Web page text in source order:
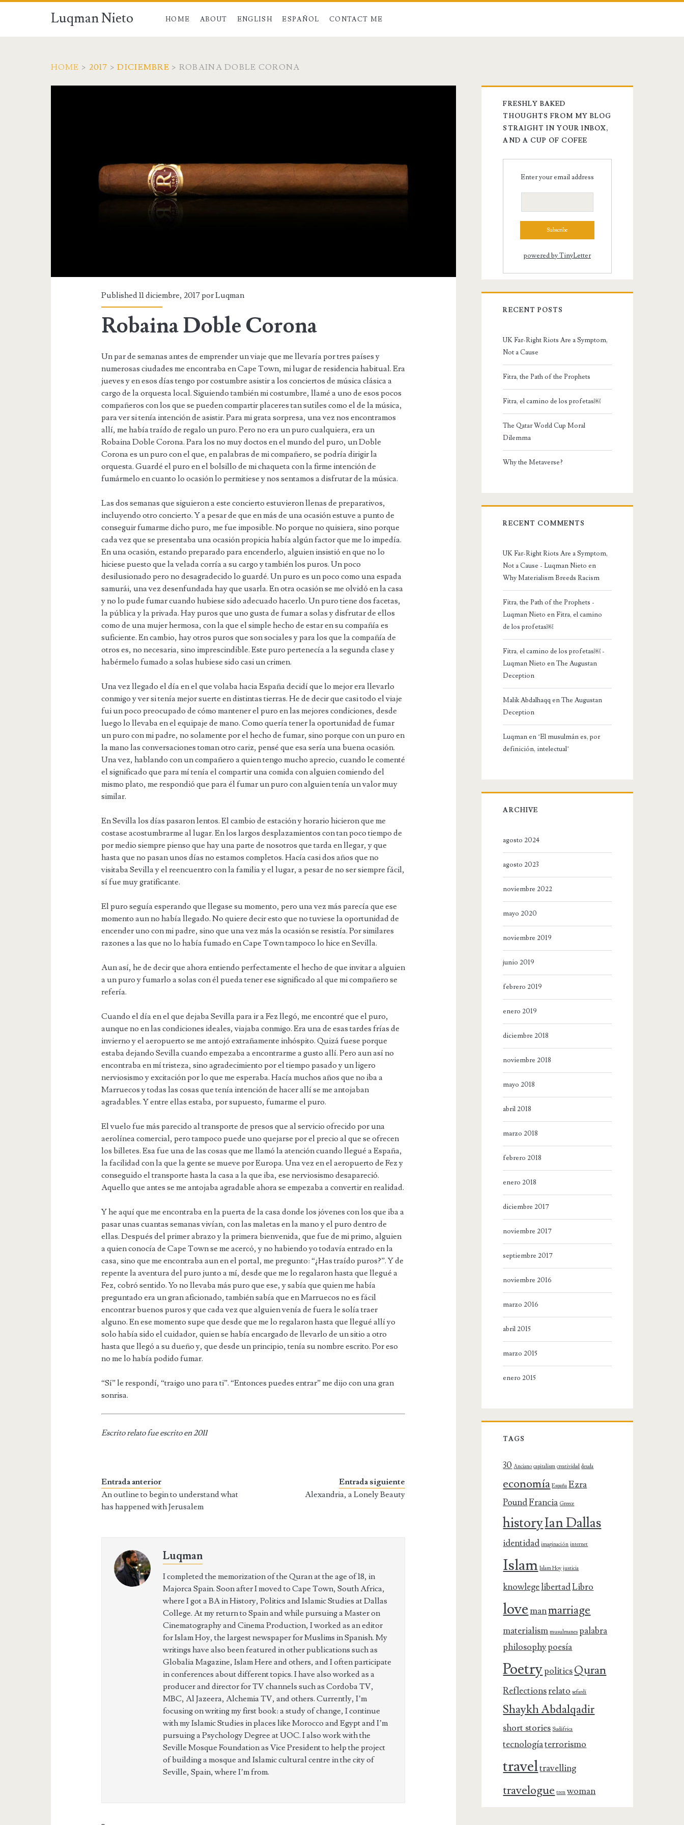
Luqman Nieto HOME ABOUT ENGLISH ESPAÑOL CONTACT ME
HOME > 2017 > DICIEMBRE > ROBAINA DOBLE CORONA
Published 11 diciembre, 2017 porLuqman
Robaina Doble Corona
Un par de semanas antes de emprender un viaje que me llevaría por tres países y
numerosas ciudades me encontraba en Cape Town, mi lugar de residencia habitual. Era
jueves y en esos días tengo por costumbre asistir a los conciertos de música clásica a
cargo de la orquesta local. Siguiendo también mi costumbre, llamé a uno de esos pocos
compañeros con los que se pueden compartir placeres tan sutiles como el de la música,
para ver si tenía intención de asistir. Para mi grata sorpresa, una vez nos encontramos
allí, me había traído de regalo un puro. Pero no era un puro cualquiera, era un
Robaina Doble Corona. Para los no muy doctos en el mundo del puro, un Doble
Corona es un puro con el que, en palabras de mi compañero, se podría dirigir la
orquesta. Guardé el puro en el bolsillo de mi chaqueta con la firme intención de
fumármelo en cuanto lo ocasión lo permitiese y nos sentamos a disfrutar de la música.
Las dos semanas que siguieron a este concierto estuvieron llenas de preparativos,
incluyendo otro concierto. Y a pesar de que en más de una ocasión estuve a punto de
conseguir fumarme dicho puro, me fue imposible. No porque no quisiera, sino porque
cada vez que se presentaba una ocasión propicia había algún factor que me lo impedía.
En una ocasión, estando preparado para encenderlo, alguien insistió en que no lo
hiciese puesto que la velada corría a su cargo y también los puros. Un poco
desilusionado pero no desagradecido lo guardé. Un puro es un poco como una espada
samurái, una vez desenfundada hay que usarla. En otra ocasión se me olvidó en la casa
y no lo pude fumar cuando hubiese sido adecuado hacerlo. Un puro tiene dos facetas,
la pública y la privada. Hay puros que uno gusta de fumar a solas y disfrutar de ellos
como de una mujer hermosa, con la que el simple hecho de estar en su compañía es
suficiente. En cambio, hay otros puros que son sociales y para los que la compañía de
otros es, no necesaria, sino imprescindible. Este puro pertenecía a la segunda clase y
habérmelo fumado a solas hubiese sido casi un crimen.
Una vez llegado el día en el que volaba hacia España decidí que lo mejor era llevarlo
conmigo y ver si tenía mejor suerte en distintas tierras. He de decir que casi todo el viaje
fui un poco preocupado de cómo mantener el puro en las mejores condiciones, desde
luego lo llevaba en el equipaje de mano. Como quería tener la oportunidad de fumar
un puro con mi padre, no solamente por el hecho de fumar, sino porque con un puro en
la mano las conversaciones toman otro cariz, pensé que esa sería una buena ocasión.
Una vez, hablando con un compañero a quien tengo mucho aprecio, cuando le comenté
el significado que para mí tenía el compartir una comida con alguien comiendo del
mismo plato, me respondió que para él fumar un puro con alguien tenía un valor muy
similar.
En Sevilla los días pasaron lentos. El cambio de estación y horario hicieron que me
costase acostumbrarme al lugar. En los largos desplazamientos con tan poco tiempo de
por medio siempre pienso que hay una parte de nosotros que tarda en llegar, y que
hasta que no pasan unos días no estamos completos. Hacía casi dos años que no
visitaba Sevilla y el reencuentro con la familia y el lugar, a pesar de no ser siempre fácil,
sí fue muy gratificante.
El puro seguía esperando que llegase su momento, pero una vez más parecía que ese
momento aun no había llegado. No quiere decir esto que no tuviese la oportunidad de
encender uno con mi padre, sino que una vez más la ocasión se resistía. Por similares
razones a las que no lo había fumado en Cape Town tampoco lo hice en Sevilla.
Aun así, he de decir que ahora entiendo perfectamente el hecho de que invitar a alguien
a un puro y fumarlo a solas con él pueda tener ese significado al que mi compañero se
refería.
Cuando el día en el que dejaba Sevilla para ir a Fez llegó, me encontré que el puro,
aunque no en las condiciones ideales, viajaba conmigo. Era una de esas tardes frías de
invierno y el aeropuerto se me antojó extrañamente inhóspito. Quizá fuese porque
estaba dejando Sevilla cuando empezaba a encontrarme a gusto allí. Pero aun así no
encontraba en mí tristeza, sino agradecimiento por el tiempo pasado y un ligero
nerviosismo y excitación por lo que me esperaba. Hacía muchos años que no iba a
Marruecos y todas las cosas que tenía intención de hacer allí se me antojaban
agradables. Y entre ellas estaba, por supuesto, fumarme el puro.
El vuelo fue más parecido al transporte de presos que al servicio ofrecido por una
aerolínea comercial, pero tampoco puede uno quejarse por el precio al que se ofrecen
los billetes. Esa fue una de las cosas que me llamó la atención cuando llegué a España,
la facilidad con la que la gente se mueve por Europa. Una vez en el aeropuerto de Fez y
conseguido el transporte hasta la casa a la que iba, ese nerviosismo desapareció.
Aquello que antes se me antojaba agradable ahora se empezaba a convertir en realidad.
Y he aquí que me encontraba en la puerta de la casa donde los jóvenes con los que iba a
pasar unas cuantas semanas vivían, con las maletas en la mano y el puro dentro de
ellas. Después del primer abrazo y la primera bienvenida, que fue de mi primo, alguien
a quien conocía de Cape Town se me acercó, y no habiendo yo todavía entrado en la
casa, sino que me encontraba aun en el portal, me pregunto: “¿Has traído puros?”. Y de
repente la aventura del puro junto a mí, desde que me lo regalaron hasta que llegué a
Fez, cobró sentido. Yo no llevaba más puro que ese, y sabía que quien me había
preguntado era un gran aficionado, también sabía que en Marruecos no es fácil
encontrar buenos puros y que cada vez que alguien venía de fuera le solía traer
alguno. En ese momento supe que desde que me lo regalaron hasta que llegué allí yo
solo había sido el cuidador, quien se había encargado de llevarlo de un sitio a otro
hasta que llegó a su dueño y, que desde un principio, tenía su nombre escrito. Por eso
no me lo había podido fumar.
“Sí” le respondí, “traigo uno para ti”. “Entonces puedes entrar” me dijo con una gran
sonrisa.
Escrito relato fue escrito en 2011
Entrada anterior
An outline to begin to understand what
has happened with Jerusalem
Entrada siguiente
Alexandria, a Lonely Beauty
Luqman
I completed the memorization of the Quran at the age of 18, in
Majorca Spain. Soon after I moved to Cape Town, South Africa,
where I got a BA in History, Politics and Islamic Studies at Dallas
College. At my return to Spain and while pursuing a Master on
Cinematography and Cinema Production, I worked as an editor
for Islam Hoy, the largest newspaper for Muslims in Spanish. My
writings have also been featured in other publications such as
Globalia Magazine, Islam Here and others, and I often participate
in conferences about different topics. I have also worked as a
producer and director for TV channels such as Cordoba TV,
MBC, Al Jazeera, Alchemia TV, and others. Currently, I’m
focusing on writing my first book: a study of change, I continue
with my Islamic Studies in places like Morocco and Egypt and I’m
pursuing a Psychology Degree at UOC. I also work with the
Seville Mosque Foundation as Vice President to help the project
of building a mosque and Islamic cultural centre in the city of
Seville, Spain, where I’m from.
FRESHLY BAKED
THOUGHTS FROM MY BLOG
STRAIGHT IN YOUR INBOX,
AND A CUP OF COFEE
Enter your email address
powered by TinyLetter
RECENT POSTS
UK Far-Right Riots Are a Symptom,
Not a Cause
Fitra, the Path of the Prophets
Fitra, el camino de los profetas￼
The Qatar World Cup Moral
Dilemma
Why the Metaverse?
RECENT COMMENTS
UK Far-Right Riots Are a Symptom,
Not a Cause - Luqman Nieto en
Why Materialism Breeds Racism
Fitra, the Path of the Prophets -
Luqman Nieto enFitra, el camino
de los profetas￼
Fitra, el camino de los profetas￼ -
Luqman Nieto enThe Augustan
Deception
Malik Abdalhaqq enThe Augustan
Deception
Luqman en ‘El musulmán es, por
definición, intelectual’
ARCHIVE
agosto 2024
agosto 2023
noviembre 2022
mayo 2020
noviembre 2019
junio 2019
febrero 2019
enero 2019
diciembre 2018
noviembre 2018
mayo 2018
abril 2018
marzo 2018
febrero 2018
enero 2018
diciembre 2017
noviembre 2017
septiembre 2017
noviembre 2016
marzo 2016
abril 2015
marzo 2015
enero 2015
TAGS
30 Anciano capitalism creatividad deuda
economía España Ezra
PoundFrancia Greece
historyIan Dallas
identidad imaginación internet
Islam Islam Hoy justicia
knowlegelibertadLibro
love manmarriage
materialism musulmanes palabra
philosophypoesía
PoetrypoliticsQuran
Reflectionsrelato sefardí
Shaykh Abdalqadir
short stories Sudáfrica
tecnologíaterrorismo
traveltravelling
travelogue tren woman